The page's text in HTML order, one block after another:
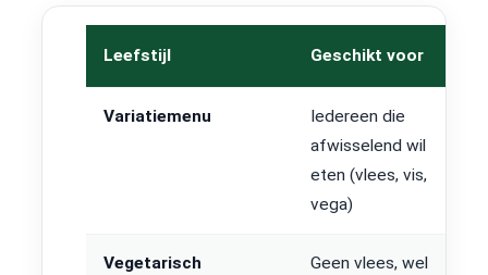
Leefstijl Geschikt voor
Variatiemenu
Iedereen die
afwisselend wil
eten (vlees, vis,
vega)
Vegetarisch
Geen vlees, wel